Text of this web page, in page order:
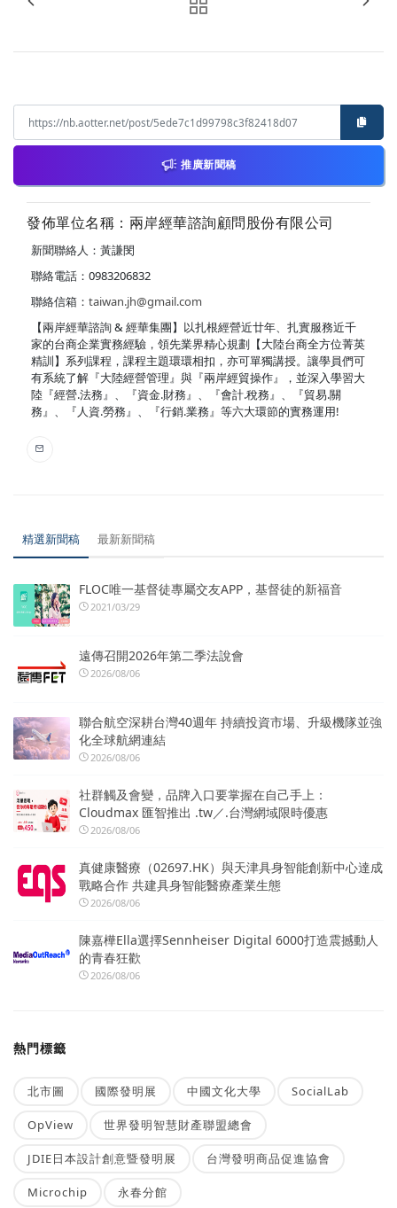
推廣新聞稿
發佈單位名稱：兩岸經華諮詢顧問股份有限公司
新聞聯絡人：黃謙閔
聯絡電話：0983206832
聯絡信箱： taiwan.jh@gmail.com
【兩岸經華諮詢 & 經華集團】以扎根經營近廿年、扎實服務近千
家的台商企業實務經驗，領先業界精心規劃【大陸台商全方位菁英
精訓】系列課程，課程主題環環相扣，亦可單獨講授。讓學員們可
有系統了解『大陸經營管理』與『兩岸經貿操作』，並深入學習大
陸『經營.法務』、『資金.財務』、『會計.稅務』、『貿易.關
務』、『人資.勞務』、『行銷.業務』等六大環節的實務運用!
精選新聞稿 最新新聞稿
FLOC唯一基督徒專屬交友APP，基督徒的新福音
2021/03/29
遠傳召開2026年第二季法說會
2026/08/06
聯合航空深耕台灣40週年 持續投資市場、升級機隊並強
化全球航網連結
2026/08/06
社群觸及會變，品牌入口要掌握在自己手上：
Cloudmax 匯智推出 .tw／.台灣網域限時優惠
2026/08/06
真健康醫療（02697.HK）與天津具身智能創新中心達成
戰略合作 共建具身智能醫療產業生態
2026/08/06
陳嘉樺Ella選擇Sennheiser Digital 6000打造震撼動人
的青春狂歡
2026/08/06
熱門標籤
北市圖 國際發明展 中國文化大學 SocialLab
OpView 世界發明智慧財產聯盟總會
JDIE日本設計創意暨發明展 台灣發明商品促進協會
Microchip 永春分館